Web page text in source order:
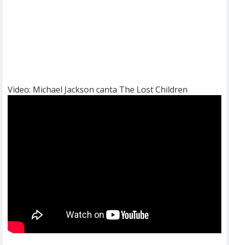
Video: Michael Jackson canta The Lost Children